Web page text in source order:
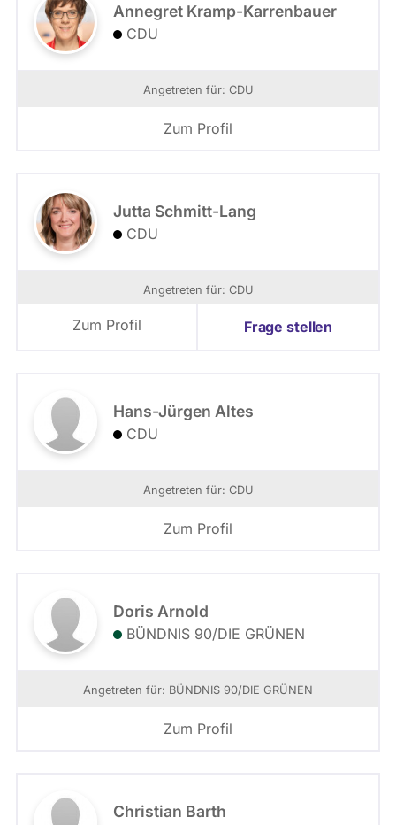
Annegret Kramp-Karrenbauer
CDU
Angetreten für: CDU
Zum Profil
Jutta Schmitt-Lang
CDU
Angetreten für: CDU
Zum Profil Frage stellen
Hans-Jürgen Altes
CDU
Angetreten für: CDU
Zum Profil
Doris Arnold
BÜNDNIS 90/­DIE GRÜNEN
Angetreten für: BÜNDNIS 90/­DIE GRÜNEN
Zum Profil
Christian Barth